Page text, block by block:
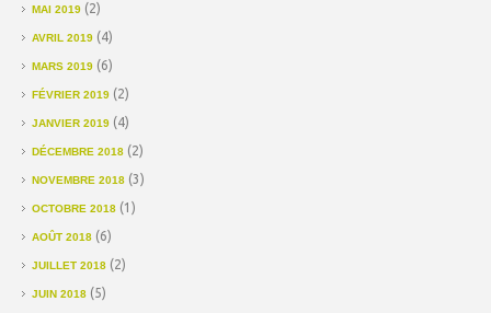
MAI 2019 (2)
AVRIL 2019 (4)
MARS 2019 (6)
FÉVRIER 2019 (2)
JANVIER 2019 (4)
DÉCEMBRE 2018 (2)
NOVEMBRE 2018 (3)
OCTOBRE 2018 (1)
AOÛT 2018 (6)
JUILLET 2018 (2)
JUIN 2018 (5)